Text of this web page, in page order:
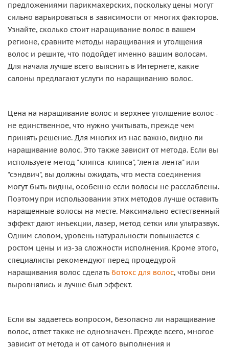
предложениями парикмахерских, поскольку цены могут
сильно варьироваться в зависимости от многих факторов.
Узнайте, сколько стоит наращивание волос в вашем
регионе, сравните методы наращивания и утолщения
волос и решите, что подойдет именно вашим волосам.
Для начала лучше всего выяснить в Интернете, какие
салоны предлагают услуги по наращиванию волос.
Цена на наращивание волос и верхнее утолщение волос -
не единственное, что нужно учитывать, прежде чем
принять решение. Для многих из нас важно, видно ли
наращивание волос. Это также зависит от метода. Если вы
используете метод "клипса-клипса", "лента-лента" или
"сэндвич", вы должны ожидать, что места соединения
могут быть видны, особенно если волосы не расслаблены.
Поэтому при использовании этих методов лучше оставить
наращенные волосы на месте. Максимально естественный
эффект дают инъекции, лазер, метод сетки или ультразвук.
Одним словом, уровень натуральности повышается с
ростом цены и из-за сложности исполнения. Кроме этого,
специалисты рекомендуют перед процедурой
наращивания волос сделать ботокс для волос, чтобы они
выровнялись и лучше был эффект.
Если вы задаетесь вопросом, безопасно ли наращивание
волос, ответ также не однозначен. Прежде всего, многое
зависит от метода и от самого выполнения и